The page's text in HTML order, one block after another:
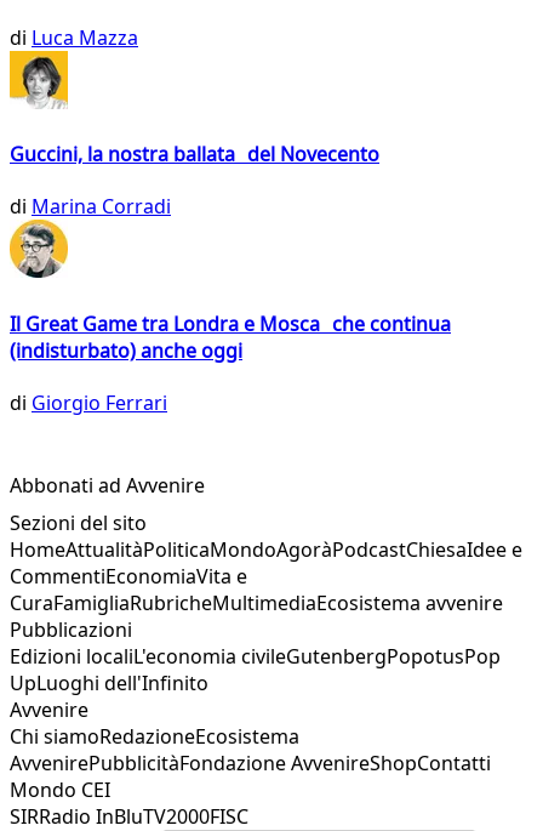
di Luca Mazza
Guccini, la nostra ballata del Novecento
di Marina Corradi
Il Great Game tra Londra e Mosca che continua
(indisturbato) anche oggi
di Giorgio Ferrari
Abbonati ad Avvenire
Sezioni del sito
HomeAttualitàPoliticaMondoAgoràPodcastChiesaIdee e
CommentiEconomiaVita e
CuraFamigliaRubricheMultimediaEcosistema avvenire
Pubblicazioni
Edizioni localiL'economia civileGutenbergPopotusPop
UpLuoghi dell'Infinito
Avvenire
Chi siamoRedazioneEcosistema
AvvenirePubblicitàFondazione AvvenireShopContatti
Mondo CEI
SIRRadio InBluTV2000FISC